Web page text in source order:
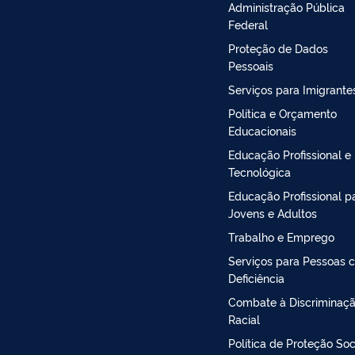
Administração Pública
Federal
Proteção de Dados
Pessoais
Serviços para
Política e Orçamento
Educacionais
Educação Profissional e
Tecnológica
Educação Profissional
Jovens e Adultos
Trabalho e Emprego
Serviços para Pessoas
Deficiência
Combate à
Racial
Política de Proteção